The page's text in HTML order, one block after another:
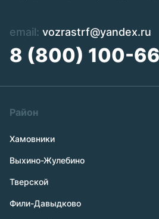
email: vozrastrf@yandex.ru
8 (800) 100-
Район
Хамовники
Выхино-Жулебино
Тверской
Фили-Давыдково